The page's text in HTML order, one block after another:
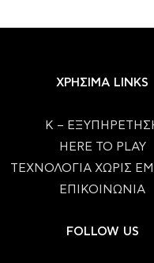
ΧΡΗΣΙΜΑ LINKS
Κ –
HERE TO PLAY
ΤΕΧΝΟΛΟΓΙΑ ΧΩΡΙΣ
ΕΠΙΚΟΙΝΩΝΙΑ
FOLLOW US